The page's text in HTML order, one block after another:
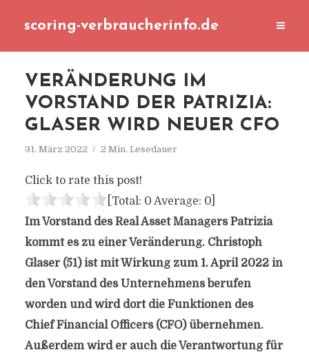
scoring-verbraucherinfo.de
VERÄNDERUNG IM
VORSTAND DER PATRIZIA:
GLASER WIRD NEUER CFO
31. März 2022 2 Min. Lesedauer
Click to rate this post!
[Total: 0 Average: 0]
Im Vorstand des Real Asset Managers Patrizia
kommt es zu einer Veränderung. Christoph
Glaser (51) ist mit Wirkung zum 1. April 2022 in
den Vorstand des Unternehmens berufen
worden und wird dort die Funktionen des
Chief Financial Officers (CFO) übernehmen.
Außerdem wird er auch die Verantwortung für